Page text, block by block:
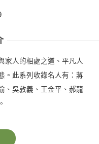
家人的相處之道、平凡人
。此系列收錄名人有：蔣
、吳敦義、王金平、郝龍